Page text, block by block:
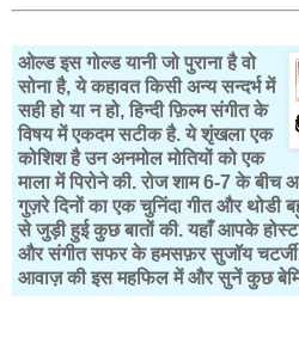
ओल्ड इस गोल्ड यानी जो पुराना है वो
सोना है, ये कहावत किसी अन्य सन्दर्भ में
सही हो या न हो, हिन्दी फ़िल्म संगीत के
विषय में एकदम सटीक है. ये शृंखला एक
कोशिश है उन अनमोल मोतियों को एक
माला में पिरोने की. रोज शाम 6-7 के
गुज़रे दिनों का एक चुनिंदा गीत और थोडी
से जुड़ी हुई कुछ बातों की. यहाँ आपके
और संगीत सफर के हमसफ़र सुजॉय चटर्जी.
आवाज़ की इस महफिल में और सुनें कुछ